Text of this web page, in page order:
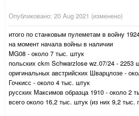
Опубликовано: 20 Aug 2021 (изменено)
итого по станковым пулеметам в войну
на момент начала войны в наличии
MG08 - около 7 тыс. штук
польских ckm Schwarzlose wz.07/24 - 2253
оригинальных австрийских Шварцлозе -
Гочкисс - около 4 тыс. штук
русских Максимов образца 1910 - около 2
всего около 16,2 тыс. штук (из них 9,2 тыс.